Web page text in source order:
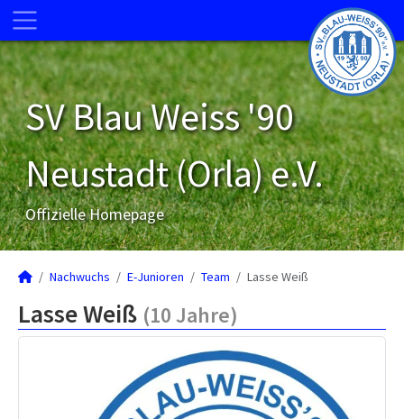
SV Blau Weiss '90
Neustadt (Orla) e.V.
Offizielle Homepage
Nachwuchs E-Junioren Team Lasse Weiß
Lasse Weiß (10 Jahre)